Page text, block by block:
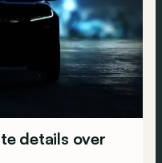
details over